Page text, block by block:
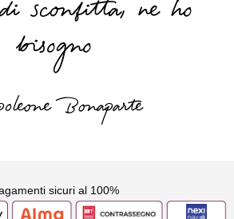
sconfitta, ne ho
bisogno
Bonaparte
sicuri al 100%